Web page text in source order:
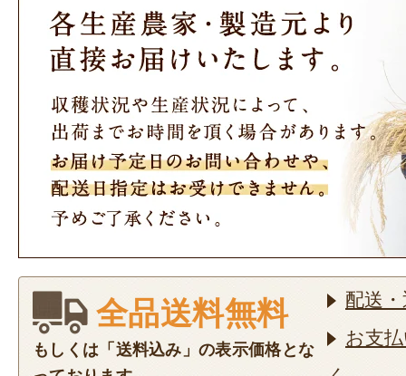
全品送料無料
もしくは「送料込み」の表示価格とな
配送
お支